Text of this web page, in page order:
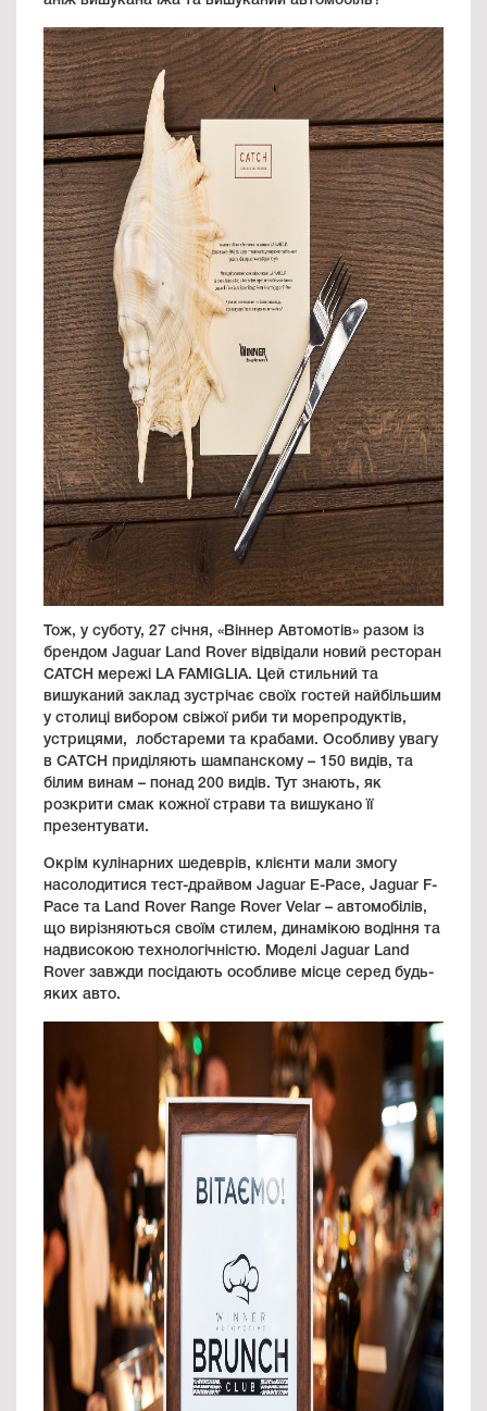
Тож, у суботу, 27 січня, «Віннер Автомотів» разом із
брендом Jaguar Land Rover відвідали новий ресторан
CATCH мережі LA FAMIGLIA. Цей стильний та
вишуканий заклад зустрічає своїх гостей найбільшим
у столиці вибором свіжої риби ти морепродуктів,
устрицями, лобстареми та крабами. Особливу увагу
в САTCH приділяють шампанскому – 150 видів, та
білим винам – понад 200 видів. Тут знають, як
розкрити смак кожної страви та вишукано її
презентувати.
Окрім кулінарних шедеврів, клієнти мали змогу
насолодитися тест-драйвом Jaguar E-Pace, Jaguar F-
Pace та Land Rover Range Rover Velar – автомобілів,
що вирізняються своїм стилем, динамікою водіння та
надвисокою технологічністю. Моделі Jaguar Land
Rover завжди посідають особливе місце серед будь-
яких авто.